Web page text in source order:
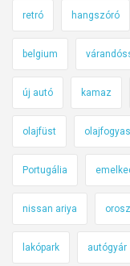
retró hangszóró
belgium
új autó kamaz
olajfüst
Portugália
nissan ariya
lakópark autógyár